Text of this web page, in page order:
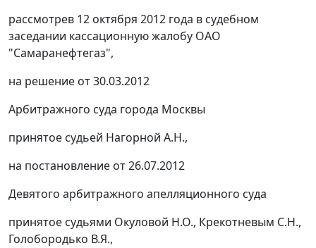
рассмотрев 12 октября 2012 года в судебном
заседании кассационную жалобу ОАО
"Самаранефтегаз",
на решение от 30.03.2012
Арбитражного суда города Москвы
принятое судьей Нагорной А.Н.,
на постановление от 26.07.2012
Девятого арбитражного апелляционного суда
принятое судьями Окуловой Н.О., Крекотневым С.Н.,
Голобородько В.Я.,